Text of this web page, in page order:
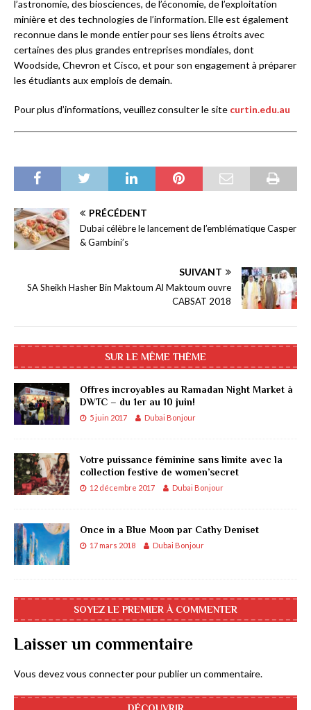
l’astronomie, des biosciences, de l’économie, de l’exploitation
minière et des technologies de l’information. Elle est également
reconnue dans le monde entier pour ses liens étroits avec
certaines des plus grandes entreprises mondiales, dont
Woodside, Chevron et Cisco, et pour son engagement à préparer
les étudiants aux emplois de demain.
Pour plus d’informations, veuillez consulter le site curtin.edu.au
PRÉCÉDENT
Dubai célèbre le lancement de l’emblématique Casper
& Gambini’s
SUIVANT
SA Sheikh Hasher Bin Maktoum Al Maktoum ouvre
CABSAT 2018
SUR LE MÊME THÈME
Offres incroyables au Ramadan Night Market à
DWTC – du 1er au 10 juin!
5 juin 2017 Dubai Bonjour
Votre puissance féminine sans limite avec la
collection festive de women’secret
12 décembre 2017 Dubai Bonjour
Once in a Blue Moon par Cathy Deniset
17 mars 2018 Dubai Bonjour
SOYEZ LE PREMIER À COMMENTER
Laisser un commentaire
Vous devezvous connecterpour publier un commentaire.